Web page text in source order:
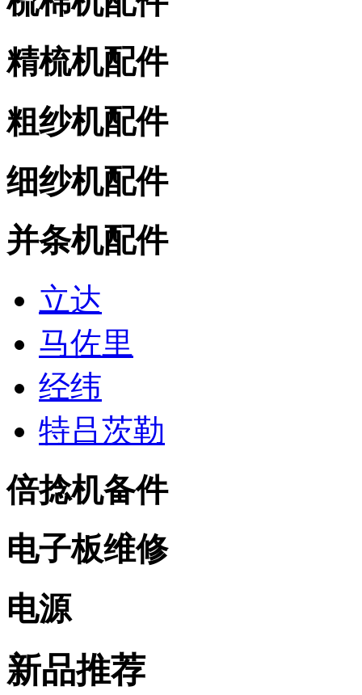
精梳机配件
粗纱机配件
细纱机配件
并条机配件
立达
马佐里
经纬
特吕茨勒
倍捻机备件
电子板维修
电源
新品推荐